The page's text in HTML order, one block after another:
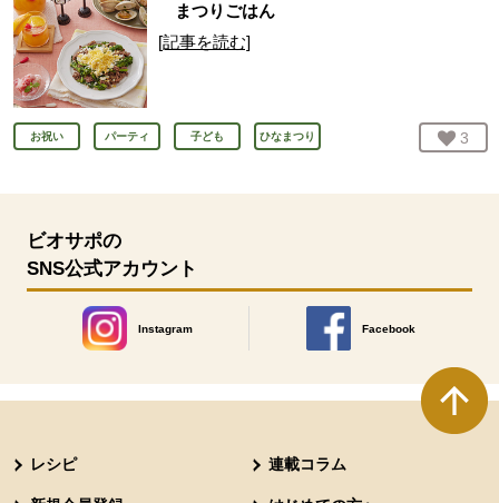
まつりごはん
[記事を読む]
お祝い パーティ 子ども ひなまつり お気
3
ビオサポの
SNS公式アカウント
Instagram
別のウィンドウで開きます。
Facebook
別のウィンドウで開きます
レシピ 連載コラム